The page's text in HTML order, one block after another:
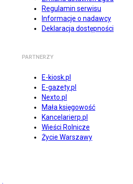
Regulamin serwisu
Informacje o nadawcy
Deklaracja dostępności
PARTNERZY
E-kiosk.pl
E-gazety.pl
Nexto.pl
Mała księgowość
Kancelarierp.pl
Wieści Rolnicze
Życie Warszawy